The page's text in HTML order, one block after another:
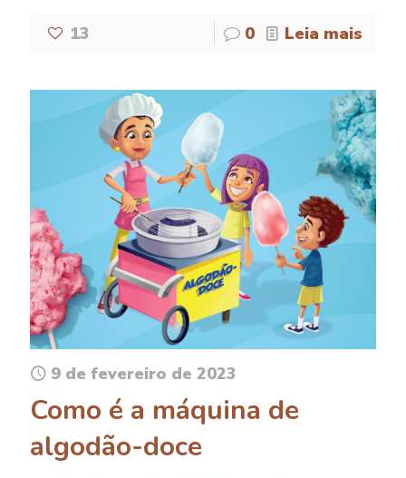
13 0 Leia mais
9 de fevereiro de 2023
Como é a máquina de
algodão-doce